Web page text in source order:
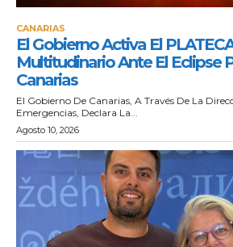
CANARIAS
El Gobierno Activa El
Multitudinario Ante El Eclipse
Canarias
El Gobierno De Canarias, A Través De La
Emergencias, Declara La...
Agosto 10, 2026